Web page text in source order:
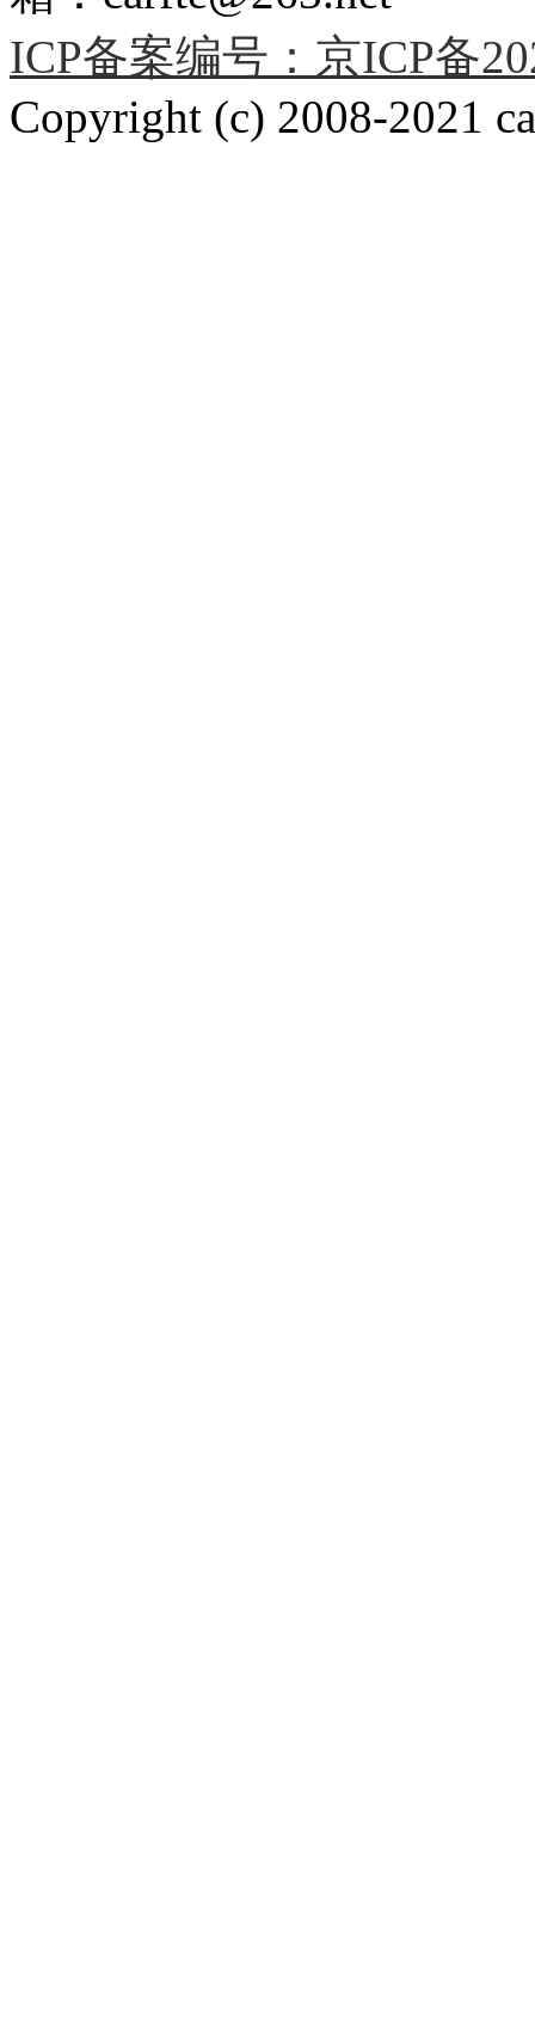
ICP备案编号：京ICP备
Copyright (c) 2008-2021